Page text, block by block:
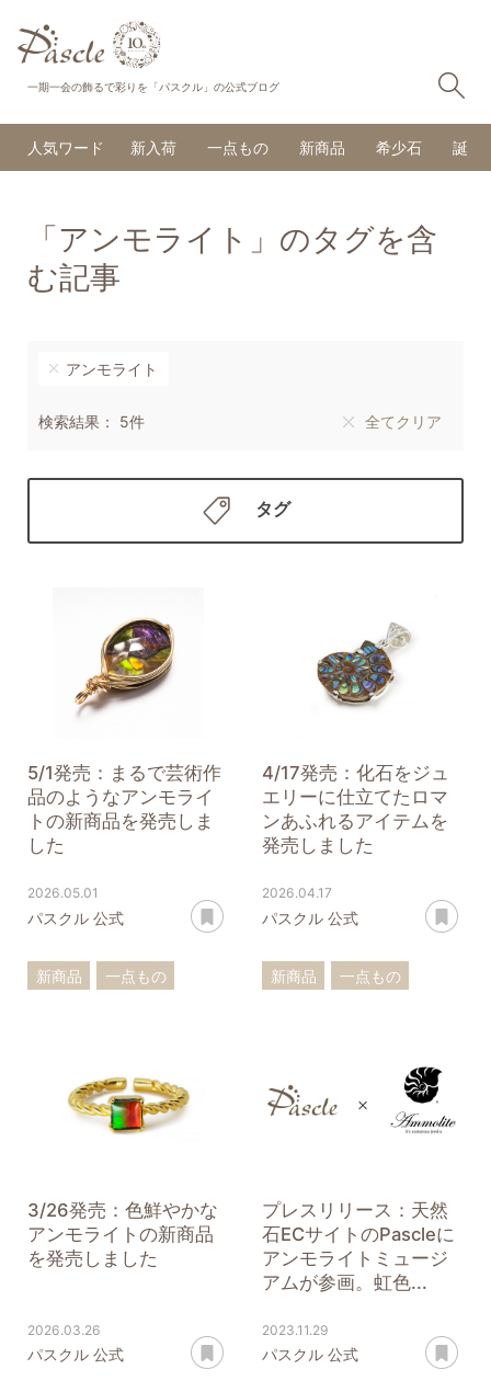
一期一会の飾るで彩りを「パスクル」の公式ブログ
人気ワード 新入荷 一点もの 新商品 希少石 誕生
「アンモライト」のタグを含
む記事
アンモライト
検索結果： 5件 全てクリア
タグ
5/1発売：まるで芸術作
品のようなアンモライ
トの新商品を発売しま
した
2026.05.01
パスクル 公式
あとで読む
新商品
一点もの
4/17発売：化石をジュ
エリーに仕立てたロマ
ンあふれるアイテムを
発売しました
2026.04.17
パスクル 公式
新商品
一点もの
アンモナイト
アンモライト
3/26発売：色鮮やかな
アンモライトの新商品
を発売しました
2026.03.26
パスクル 公式
あとで読む
プレスリリース：天然
石ECサイトのPascleに
アンモライトミュージ
アムが参画。虹色...
2023.11.29
パスクル 公式